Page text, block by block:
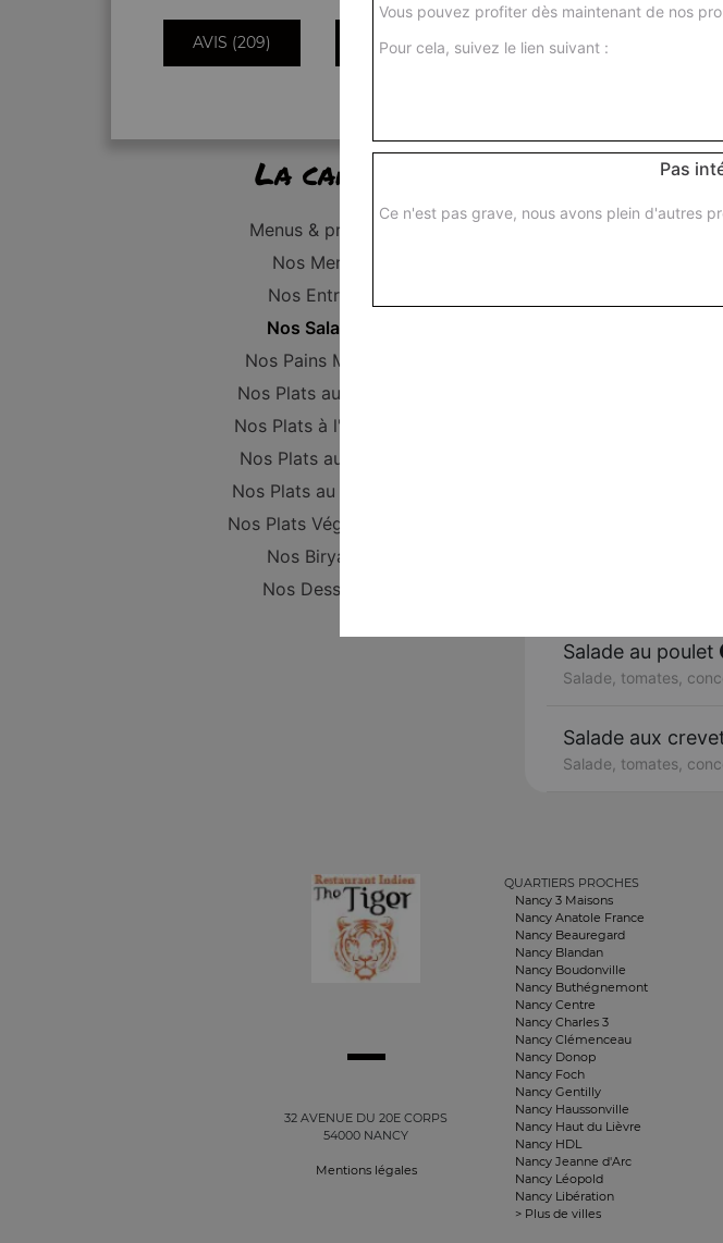
AVIS (209) INFORMATIONS
La carte
Menus & promos
Nos Menus
Nos Entrées
Nos Salades
Nos Pains Maison
Nos Plats au poulet
Nos Plats à l'Agneau
Nos Plats au Boeuf
Nos Plats au Poisson
Nos Plats Végétariens
Nos Biryanis
Nos Desserts
Salade au poulet
Salade, tomates,
Salade aux
Salade, tomates,
32 AVENUE DU 20E CORPS
54000 NANCY
Mentions légales
QUARTIERS PROCHES
Nancy 3 Maisons
Nancy Anatole France
Nancy Beauregard
Nancy Blandan
Nancy Boudonville
Nancy Buthégnemont
Nancy Centre
Nancy Charles 3
Nancy Clémenceau
Nancy Donop
Nancy Foch
Nancy Gentilly
Nancy Haussonville
Nancy Haut du Lièvre
Nancy HDL
Nancy Jeanne d'Arc
Nancy Léopold
Nancy Libération
> Plus de villes
Vous pouvez profiter dès maintenant de nos
Pour cela, suivez le lien suivant :
Pas
Ce n'est pas grave, nous avons plein d'autres